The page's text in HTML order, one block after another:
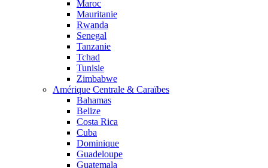
Maroc
Mauritanie
Rwanda
Senegal
Tanzanie
Tchad
Tunisie
Zimbabwe
Amérique Centrale & Caraïbes
Bahamas
Belize
Costa Rica
Cuba
Dominique
Guadeloupe
Guatemala